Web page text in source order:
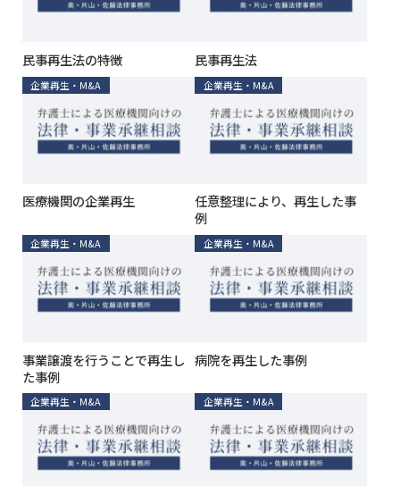
民事再生法の特徴 民事再生法
企業再生・M&A
医療機関の企業再生
企業再生・M&A
任意整理により、再生した事
例
企業再生・M&A
事業譲渡を行うことで再生し
た事例
企業再生・M&A
病院を再生した事例
企業再生・M&A 企業再生・M&A